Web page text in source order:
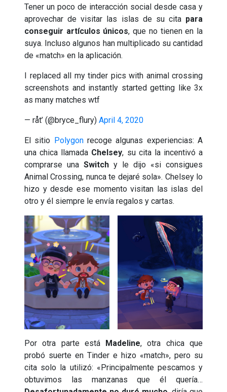
Tener un poco de interacción social desde casa y
aprovechar de visitar las islas de su cita para
conseguir artículos únicos, que no tienen en la
suya. Incluso algunos han multiplicado su cantidad
de «match» en la aplicación.
I replaced all my tinder pics with animal crossing
screenshots and instantly started getting like 3x
as many matches wtf
— råt’ (@bryce_flury) April 4, 2020
El sitio Polygonrecoge algunas experiencias: A
una chica llamada Chelsey, su cita la incentivó a
comprarse una Switch y le dijo «si consigues
Animal Crossing, nunca te dejaré sola». Chelsey lo
hizo y desde ese momento visitan las islas del
otro y él siempre le envía regalos y cartas.
Por otra parte está Madeline, otra chica que
probó suerte en Tinder e hizo «match», pero su
cita solo la utilizó: «Principalmente pescamos y
obtuvimos las manzanas que él quería…